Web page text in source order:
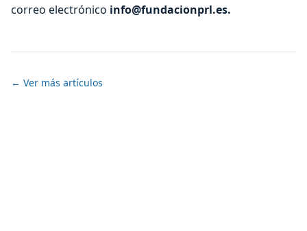
correo electrónico info@fundacionprl.es.
← Ver más artículos